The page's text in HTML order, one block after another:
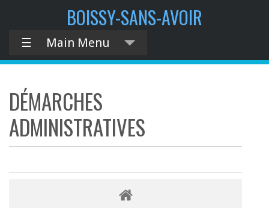
BOISSY-SANS-AVOIR
☰ Main Menu
DÉMARCHES
ADMINISTRATIVES